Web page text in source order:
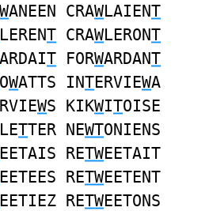
WANEEN CRAWLAIENT
LERENT CRAWLERONT
ARDAIT FORWARDANT
OWATTS INTERVIEWA
WS KIKWITOISE
TTER NEWTONIENS
EETAIS RETWEETAIT
EETEES RETWEETENT
EETIEZ RETWEETONS